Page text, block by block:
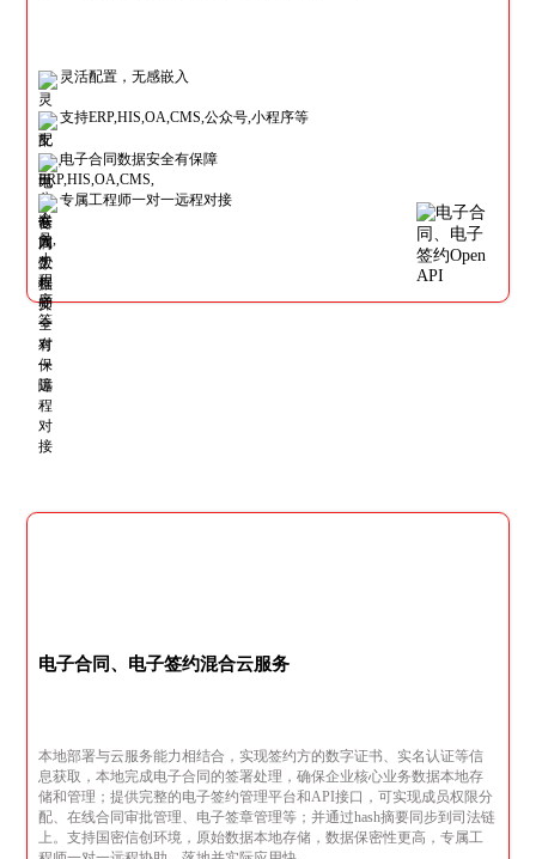
灵活配置，无感嵌入
支持ERP,HIS,OA,CMS,公众号,小程序等
电子合同数据安全有保障
专属工程师一对一远程对接
电子合同、电子签约混合云服务
本地部署与云服务能力相结合，实现签约方的数字证书、实名认证等信
息获取，本地完成电子合同的签署处理，确保企业核心业务数据本地存
储和管理；提供完整的电子签约管理平台和API接口，可实现成员权限分
配、在线合同审批管理、电子签章管理等；并通过hash摘要同步到司法链
上。支持国密信创环境，原始数据本地存储，数据保密性更高，专属工